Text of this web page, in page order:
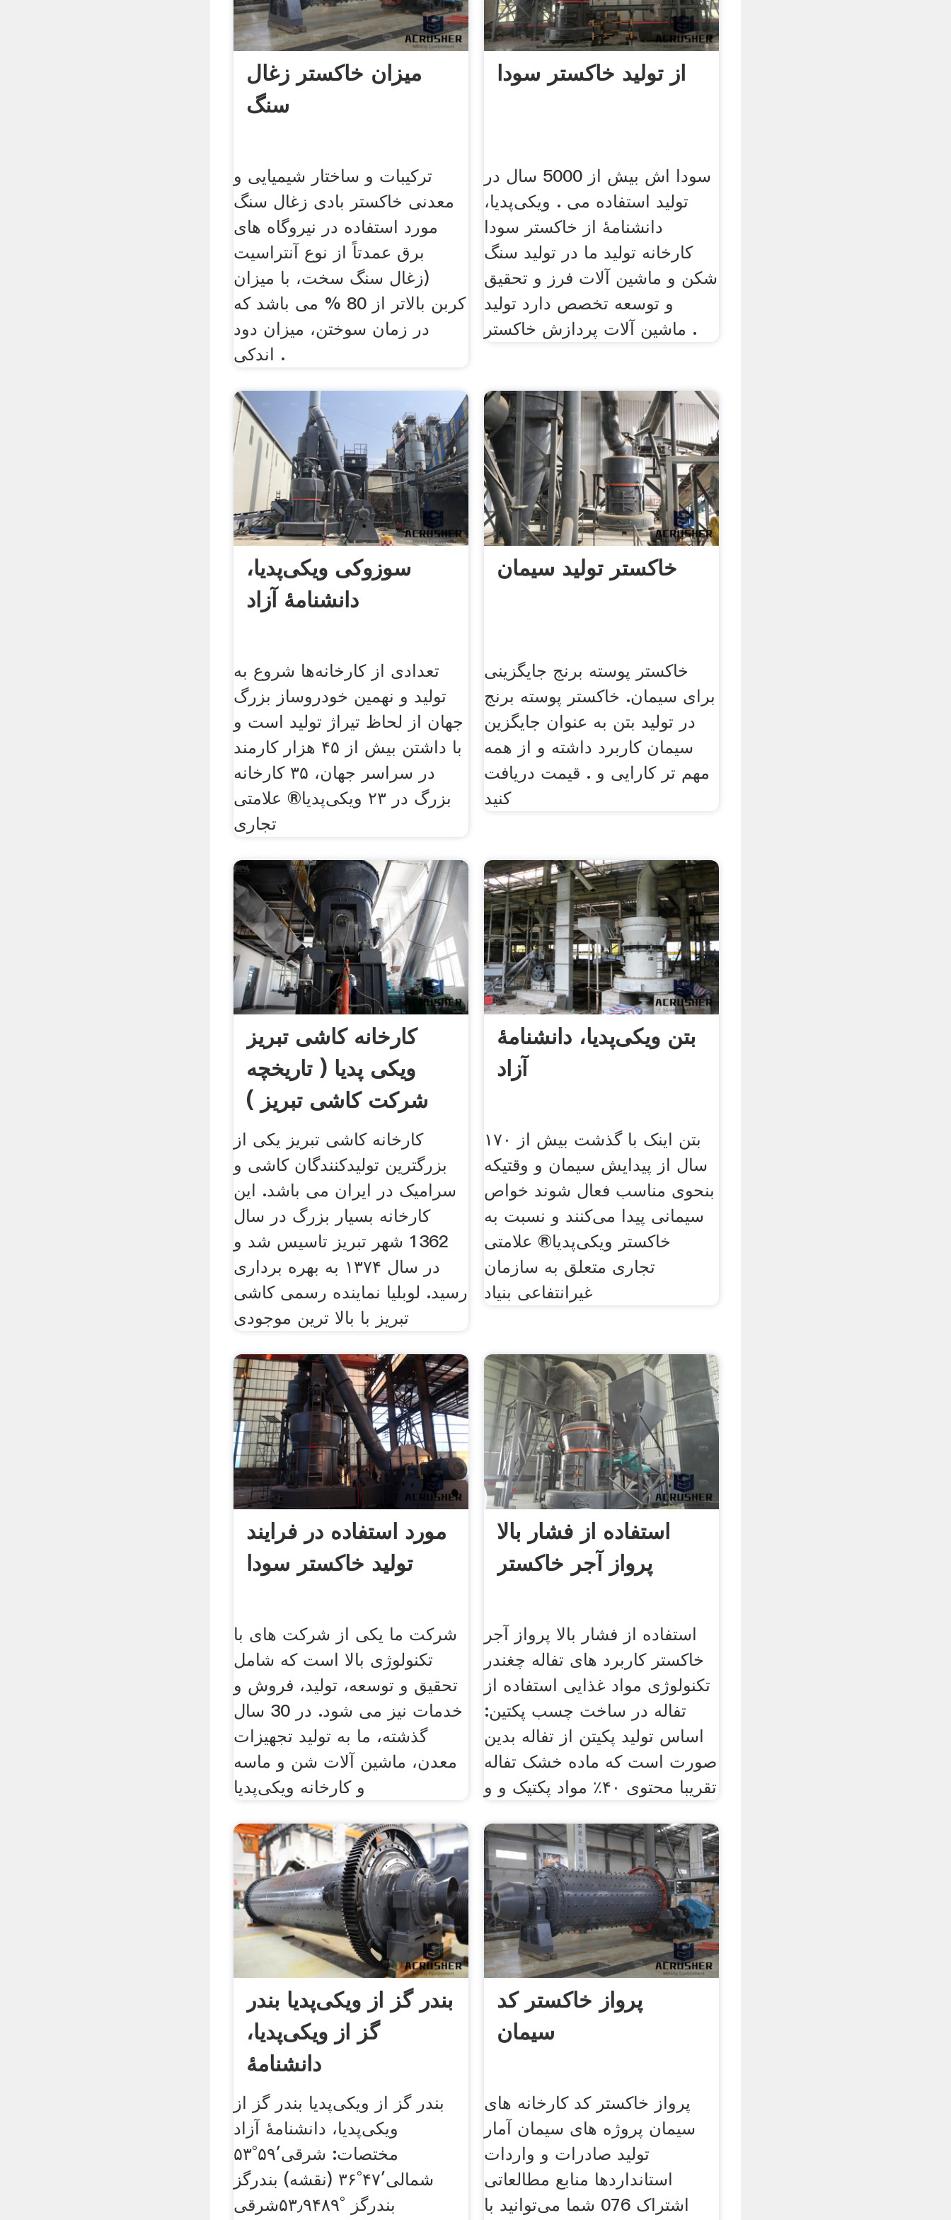
میزان خاکستر زغال
سنگ
ترکیبات و ساختار شیمیایی و
معدنی خاکستر بادی زغال سنگ
مورد استفاده در نیروگاه های
برق عمدتاً از نوع آنتراسیت
(زغال سنگ سخت، با میزان
کربن بالاتر از 80 % می باشد که
در زمان سوختن، میزان دود
اندکی .
از تولید خاکستر سودا
سودا اش بیش از 5000 سال در
تولید استفاده می . ویکی‌پدیا،
دانشنامهٔ از خاکستر سودا
کارخانه تولید ما در تولید سنگ
شکن و ماشین آلات فرز و تحقیق
و توسعه تخصص دارد تولید
ماشین آلات پردازش خاکستر .
سوزوکی ویکی‌پدیا،
دانشنامهٔ آزاد
تعدادی از کارخانه‌ها شروع به
تولید و نهمین خودروساز بزرگ
جهان از لحاظ تیراژ تولید است و
با داشتن بیش از ۴۵ هزار کارمند
در سراسر جهان، ۳۵ کارخانه
بزرگ در ۲۳ ویکی‌پدیا® علامتی
تجاری
خاکستر تولید سیمان
خاکستر پوسته برنج جایگزینی
برای سیمان. خاکستر پوسته برنج
در تولید بتن به عنوان جایگزین
سیمان کاربرد داشته و از همه
مهم تر کارایی و . قیمت دریافت
کنید
کارخانه کاشی تبریز
ویکی پدیا ( تاریخچه
شرکت کاشی تبریز )
کارخانه کاشی تبریز یکی از
بزرگترین تولیدکنندگان کاشی و
سرامیک در ایران می باشد. این
کارخانه بسیار بزرگ در سال
1362 شهر تبریز تاسیس شد و
در سال ۱۳۷۴ به بهره برداری
رسید. لوبلیا نماینده رسمی کاشی
تبریز با بالا ترین موجودی
بتن ویکی‌پدیا، دانشنامهٔ
آزاد
بتن اینک با گذشت بیش از ۱۷۰
سال از پیدایش سیمان و وقتیکه
بنحوی مناسب فعال شوند خواص
سیمانی پیدا می‌کنند و نسبت به
خاکستر ویکی‌پدیا® علامتی
تجاری متعلق به سازمان
غیرانتفاعی بنیاد
مورد استفاده در فرایند
تولید خاکستر سودا
شرکت ما یکی از شرکت های با
تکنولوژی بالا است که شامل
تحقیق و توسعه، تولید، فروش و
خدمات نیز می شود. در 30 سال
گذشته، ما به تولید تجهیزات
معدن، ماشین آلات شن و ماسه
و کارخانه ویکی‌پدیا
استفاده از فشار بالا
پرواز آجر خاکستر
استفاده از فشار بالا پرواز آجر
خاکستر کاربرد های تفاله چغندر
تکنولوژی مواد غذایی استفاده از
تفاله در ساخت چسب پکتین:
اساس تولید پکیتن از تفاله بدین
صورت است که ماده خشک تفاله
تقریبا محتوی ۴۰٪ مواد پکتیک و و
بندر گز از ویکی‌پدیا بندر
گز از ویکی‌پدیا،
دانشنامهٔ
بندر گز از ویکی‌پدیا بندر گز از
ویکی‌پدیا، دانشنامهٔ آزاد
مختصات: شرقی′۵۹°۵۳
شمالی′۴۷°۳۶ (نقشه) بندرگز
بندرگز °۵۳٫۹۴۸۹شرقی
پرواز خاکستر کد
سیمان
پرواز خاکستر کد کارخانه های
سیمان پروژه های سیمان آمار
تولید صادرات و واردات
استانداردها منابع مطالعاتی
اشتراک 076 شما می‌توانید با